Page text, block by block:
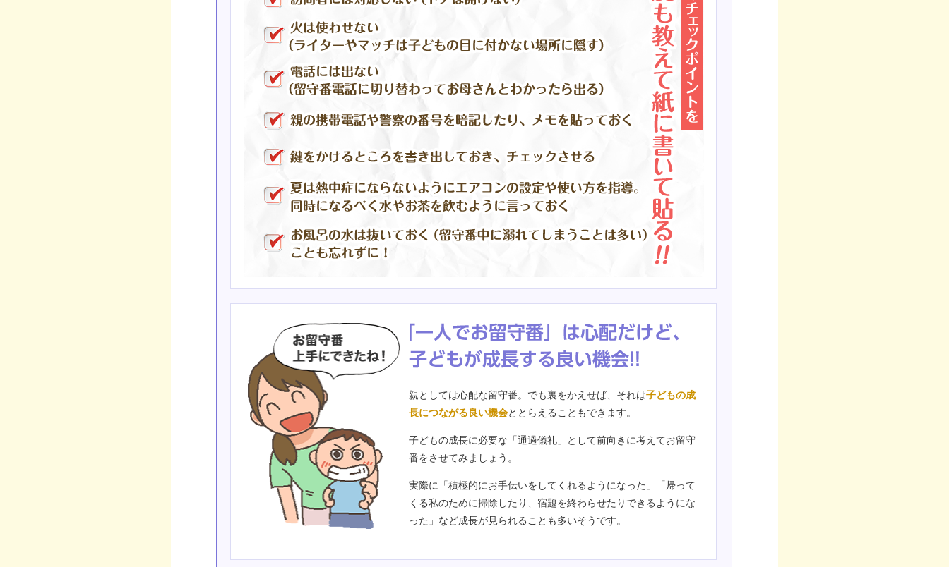
親としては心配な留守番。でも裏をかえせば、それは子どもの成
長につながる良い機会ととらえることもできます。
子どもの成長に必要な「通過儀礼」として前向きに考えてお留守
番をさせてみましょう。
実際に「積極的にお手伝いをしてくれるようになった」「帰って
くる私のために掃除したり、宿題を終わらせたりできるようにな
った」など成長が見られることも多いそうです。